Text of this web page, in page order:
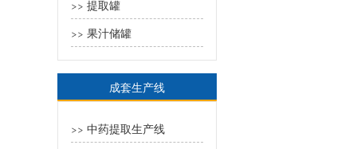
>> 提取罐
>> 果汁储罐
成套生产线
>> 中药提取生产线